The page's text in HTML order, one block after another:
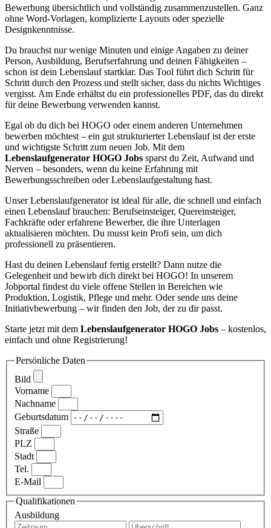
Bewerbung übersichtlich und vollständig zusammenzustellen. Ganz
ohne Word-Vorlagen, komplizierte Layouts oder spezielle
Designkenntnisse.
Du brauchst nur wenige Minuten und einige Angaben zu deiner
Person, Ausbildung, Berufserfahrung und deinen Fähigkeiten –
schon ist dein Lebenslauf startklar. Das Tool führt dich Schritt für
Schritt durch den Prozess und stellt sicher, dass du nichts Wichtiges
vergisst. Am Ende erhältst du ein professionelles PDF, das du direkt
für deine Bewerbung verwenden kannst.
Egal ob du dich bei HOGO oder einem anderen Unternehmen
bewerben möchtest – ein gut strukturierter Lebenslauf ist der erste
und wichtigste Schritt zum neuen Job. Mit dem
Lebenslaufgenerator HOGO Jobs sparst du Zeit, Aufwand und
Nerven – besonders, wenn du keine Erfahrung mit
Bewerbungsschreiben oder Lebenslaufgestaltung hast.
Unser Lebenslaufgenerator ist ideal für alle, die schnell und einfach
einen Lebenslauf brauchen: Berufseinsteiger, Quereinsteiger,
Fachkräfte oder erfahrene Bewerber, die ihre Unterlagen
aktualisieren möchten. Du musst kein Profi sein, um dich
professionell zu präsentieren.
Hast du deinen Lebenslauf fertig erstellt? Dann nutze die
Gelegenheit und bewirb dich direkt bei HOGO! In unserem
Jobportal findest du viele offene Stellen in Bereichen wie
Produktion, Logistik, Pflege und mehr. Oder sende uns deine
Initiativbewerbung – wir finden den Job, der zu dir passt.
Starte jetzt mit dem Lebenslaufgenerator HOGO Jobs – kostenlos,
einfach und ohne Registrierung!
Persönliche Daten
Bild
Vorname
Nachname
Geburtsdatum
Straße
PLZ
Stadt
Tel.
E-Mail
Qualifikationen
Ausbildung